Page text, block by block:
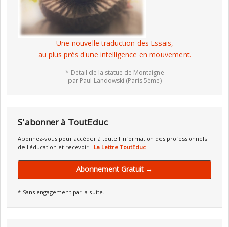
Une nouvelle traduction des Essais,
au plus près d'une intelligence en mouvement.
* Détail de la statue de Montaigne
par Paul Landowski (Paris 5ème)
S'abonner à ToutEduc
Abonnez-vous pour accéder à toute l'information des professionnels
de l'éducation et recevoir : La Lettre ToutEduc
Abonnement Gratuit →
* Sans engagement par la suite.